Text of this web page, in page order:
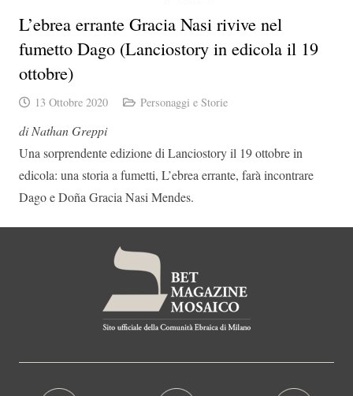
L’ebrea errante Gracia Nasi rivive nel
fumetto Dago (Lanciostory in edicola il 19
ottobre)
13 Ottobre 2020 Personaggi e Storie
di Nathan Greppi
Una sorprendente edizione di Lanciostory il 19 ottobre in
edicola: una storia a fumetti, L’ebrea errante, farà incontrare
Dago e Doña Gracia Nasi Mendes.